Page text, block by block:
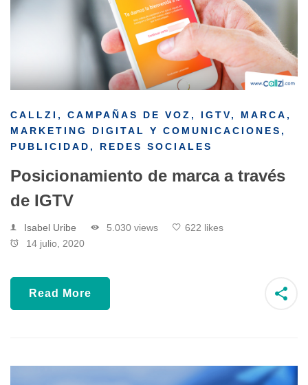
CALLZI , CAMPAÑAS DE VOZ , IGTV, MARCA ,
MARKETING DIGITAL Y COMUNICACIONES ,
PUBLICIDAD , REDES SOCIALES
Posicionamiento de marca a través
de IGTV
Isabel Uribe 5.030 views
622 likes
14 julio, 2020
Read More